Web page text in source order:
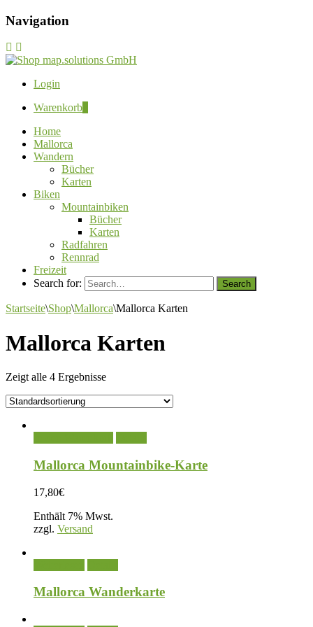
Navigation
Login
Warenkorb
Home
Mallorca
Wandern
Bücher
Karten
Biken
Mountainbiken
Bücher
Karten
Radfahren
Rennrad
Freizeit
Search for:
Startseite\Shop\Mallorca\Mallorca Karten
Mallorca Karten
Zeigt alle 4 Ergebnisse
Mallorca Mountainbike-Karte
17,80€
Enthält 7% Mwst.
zzgl. Versand
Mallorca Wanderkarte